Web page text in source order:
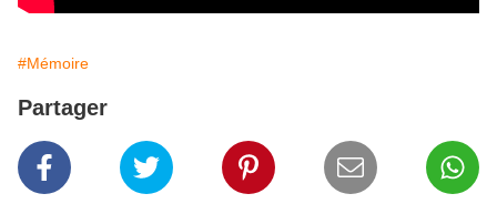
#Mémoire
Partager